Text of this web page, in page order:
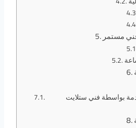
مستمر
بواسطة فني ستلايت